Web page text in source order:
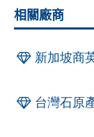
相關廠商
新加坡商
台灣石原